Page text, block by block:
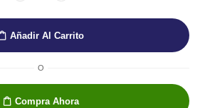
Añadir Al Carrito
O
Compra Ahora